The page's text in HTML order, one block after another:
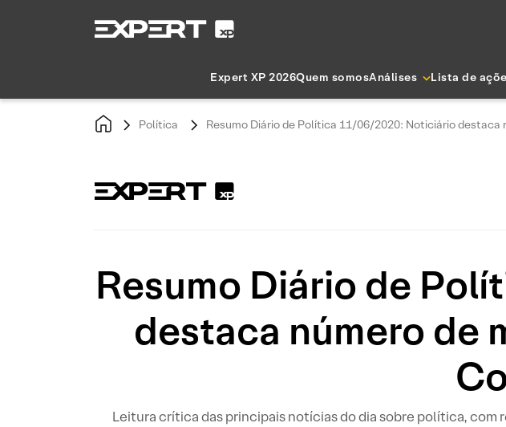
Expert XP 2026Quem somosAnálises Lista de
Política Resumo Diário de Política 11/06/2020: Noticiário
Resumo Diário de
destaca número de
Leitura crítica das principais notícias do dia sobre política, com